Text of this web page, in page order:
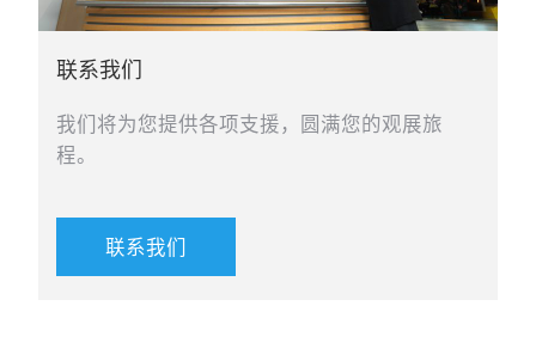
联系我们
我们将为您提供各项支援，圆满您的观展旅
程。
联系我们